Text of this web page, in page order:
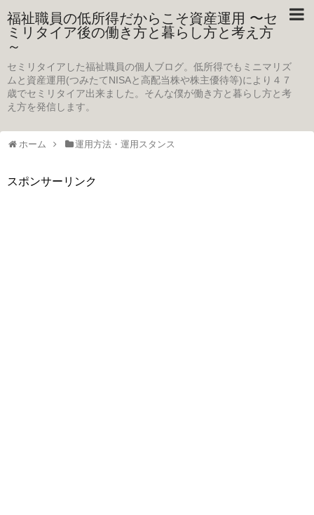
福祉職員の低所得だからこそ資産運用 〜セ
ミリタイア後の働き方と暮らし方と考え方
～
セミリタイアした福祉職員の個人ブログ。低所得でもミニマリズ
ムと資産運用(つみたてNISAと高配当株や株主優待等)により４７
歳でセミリタイア出来ました。そんな僕が働き方と暮らし方と考
え方を発信します。
ホーム 運用方法・運用スタンス
スポンサーリンク